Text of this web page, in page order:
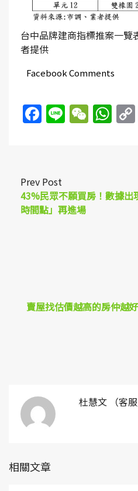
台中品牌建商指標推案一覽
者提供
Facebook Comments
Facebook
Line
Prev Post
43%民眾不願買房！數據出
時間點」再進場
賣屋找估價越高的房仲越
杜慧文 （客服
相關文章